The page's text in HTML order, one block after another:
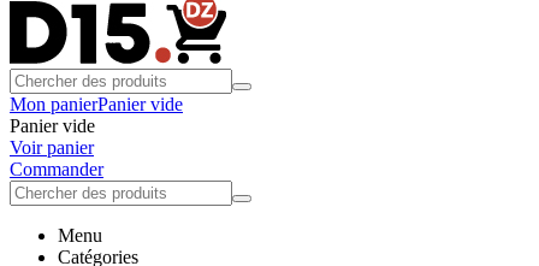
Mon panierPanier vide
Panier vide
Voir panier
Commander
Menu
Catégories